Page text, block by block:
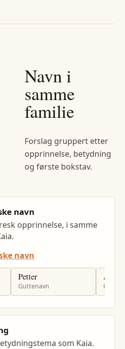
Navn i
samme
familie
Forslag gruppert etter
opprinnelse, betydning
og første bokstav.
navn
opprinnelse, i samme
navn
Petter
Guttenavn
Andre
som Kaia.